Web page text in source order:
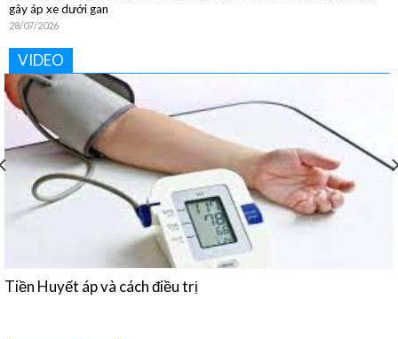
Phẫu thuật thành công cho bệnh nhân bị xương cá đâm thủng dạ dày,
gây áp xe dưới gan
28/07/2026
VIDEO